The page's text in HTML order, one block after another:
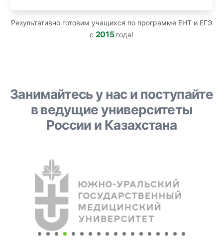
Результативно готовим учащихся по программе ЕНТ и ЕГЭ
с 2015года!
Занимайтесь у нас и поступайте
в ведущие университеты
России и Казахстана